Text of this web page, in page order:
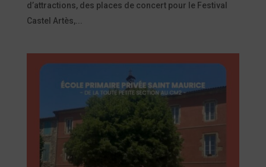
d’attractions, des places de concert pour le Festival
Castel Artès,...